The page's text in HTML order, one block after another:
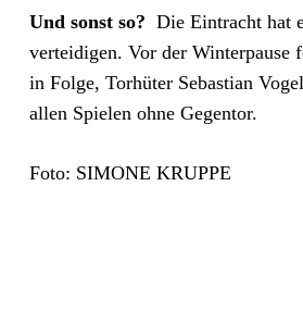
Und sonst so? Die Eintracht hat
verteidigen. Vor der Winterpause
in Folge, Torhüter Sebastian
allen Spielen ohne Gegentor.
Foto: SIMONE KRUPPE